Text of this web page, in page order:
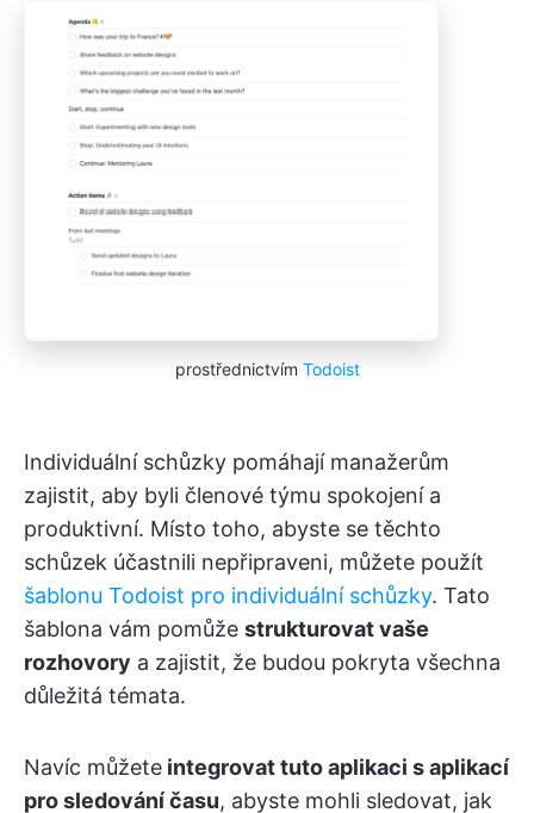
prostřednictvím Todoist
Individuální schůzky pomáhají manažerům
zajistit, aby byli členové týmu spokojení a
produktivní. Místo toho, abyste se těchto
schůzek účastnili nepřipraveni, můžete použít
šablonu Todoist pro individuální schůzky. Tato
šablona vám pomůže strukturovat vaše
rozhovory a zajistit, že budou pokryta všechna
důležitá témata.
Navíc můžete integrovat tuto aplikaci s aplikací
pro sledování času, abyste mohli sledovat, jak